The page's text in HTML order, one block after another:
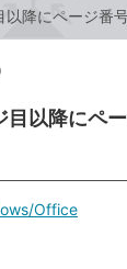
降にページ番
以降にペ
Office